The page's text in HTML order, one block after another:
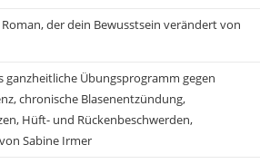
der dein Bewusstsein verändert von
ganzheitliche Übungsprogramm gegen
chronische Blasenentzündung,
Hüft- und Rückenbeschwerden,
Sabine Irmer